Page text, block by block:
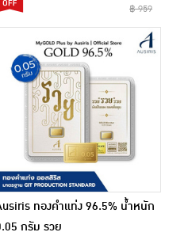
฿ 959
ทองคำแท่ง 96.5% น้ำหนัก
กรัม รวย